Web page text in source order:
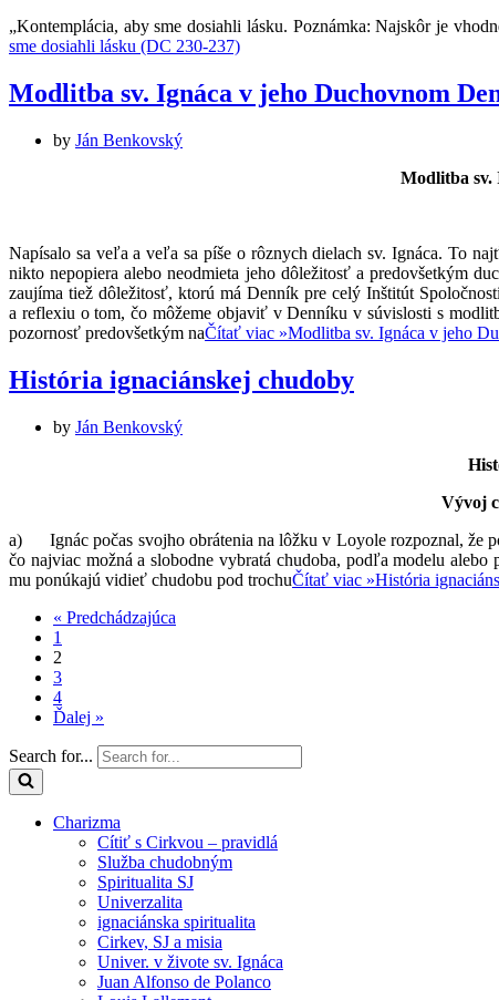
„Kontemplácia, aby sme dosiahli lásku. Poznámka: Najskôr je
sme dosiahli lásku (DC 230-237)
Modlitba sv. Ignáca v jeho Duchovnom
by Ján Benkovský
Modlitba sv.
Napísalo sa veľa a veľa sa píše o rôznych dielach sv. Ignáca. To
nikto nepopiera alebo neodmieta jeho dôležitosť a predovšetkým
zaujíma tiež dôležitosť, ktorú má Denník pre celý Inštitút
a reflexiu o tom, čo môžeme objaviť v Denníku v súvislosti s
pozornosť predovšetkým naČítať viac »Modlitba sv. Ignáca v jeho
História ignaciánskej chudoby
by Ján Benkovský
Vývoj
a) Ignác počas svojho obrátenia na lôžku v Loyole rozpoznal, že
čo najviac možná a slobodne vybratá chudoba, podľa modelu
mu ponúkajú vidieť chudobu pod trochuČítať viac »História
« Predchádzajúca
1
2
3
4
Ďalej »
Search for...
Charizma
Cítiť s Cirkvou – pravidlá
Služba chudobným
Spiritualita SJ
Univerzalita
ignaciánska spiritualita
Cirkev, SJ a misia
Univer. v živote sv. Ignáca
Juan Alfonso de Polanco